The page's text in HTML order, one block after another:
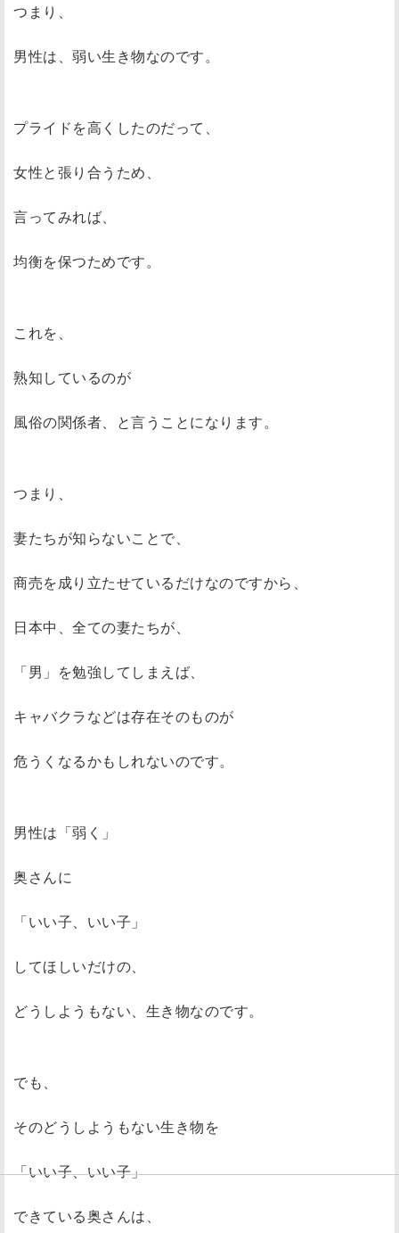
つまり、
男性は、弱い生き物なのです。
プライドを高くしたのだって、
女性と張り合うため、
言ってみれば、
均衡を保つためです。
これを、
熟知しているのが
風俗の関係者、と言うことになります。
つまり、
妻たちが知らないことで、
商売を成り立たせているだけなのですから、
日本中、全ての妻たちが、
「男」を勉強してしまえば、
キャバクラなどは存在そのものが
危うくなるかもしれないのです。
男性は「弱く」
奥さんに
「いい子、いい子」
してほしいだけの、
どうしようもない、生き物なのです。
でも、
そのどうしようもない生き物を
「いい子、いい子」
できている奥さんは、